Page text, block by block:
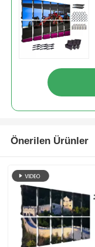
Önerilen Ürünler